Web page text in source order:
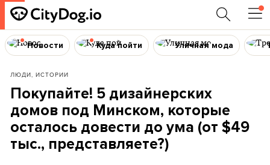
Новости Куда пойти Уличная мода
ЛЮДИ, ИСТОРИИ
Покупайте! 5 дизайнерских
домов под Минском, которые
осталось довести до ума (от $49
тыс., представляете?)